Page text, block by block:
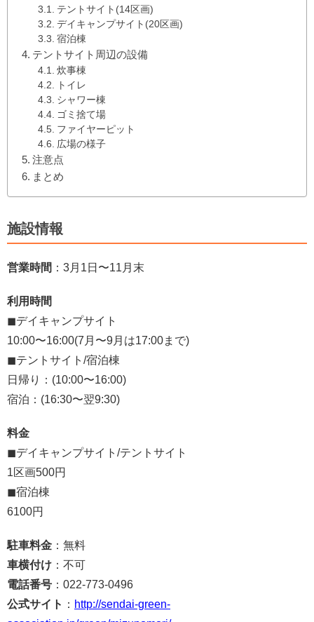
テントサイト(14区画)
デイキャンプサイト(20区画)
宿泊棟
テントサイト周辺の設備
炊事棟
トイレ
シャワー棟
ゴミ捨て場
ファイヤーピット
広場の様子
注意点
まとめ
施設情報
営業時間 ：3月1日〜11月末
利用時間
◼︎デイキャンプサイト
10:00〜16:00(7月〜9月は17:00まで)
◼︎テントサイト/宿泊棟
日帰り：(10:00〜16:00)
宿泊：(16:30〜翌9:30)
料金
◼︎デイキャンプサイト/テントサイト
1区画500円
◼︎宿泊棟
6100円
駐車料金 ：無料
車横付け ：不可
電話番号 ：022-773-0496
公式サイト ： http://sendai-green-